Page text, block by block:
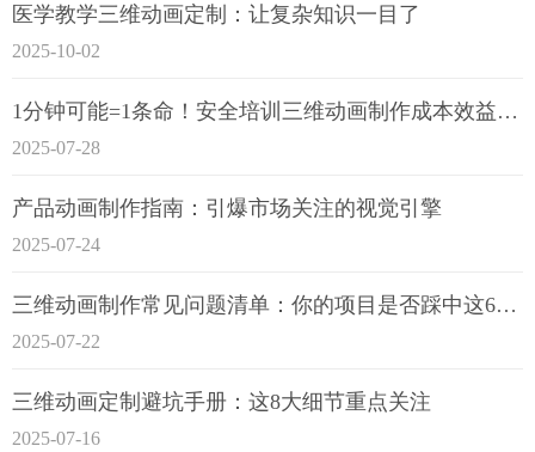
医学教学三维动画定制：让复杂知识一目了
2025-10-02
1分钟可能=1条命！安全培训三维动画制作成本效益深度拆解
2025-07-28
产品动画制作指南：引爆市场关注的视觉引擎
2025-07-24
三维动画制作常见问题清单：你的项目是否踩中这6大技术雷区？
2025-07-22
三维动画定制避坑手册：这8大细节重点关注
2025-07-16